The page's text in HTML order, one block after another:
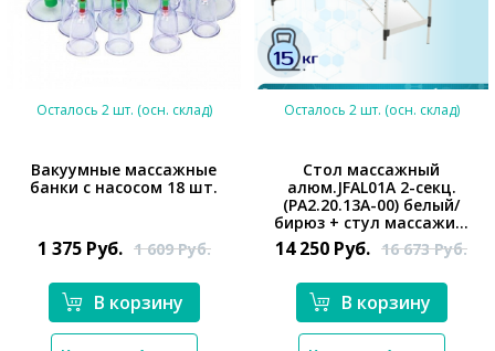
Осталось 2 шт. (осн. склад)
Вакуумные массажные
банки с насосом 18 шт.
1 375 Руб. 1 609Руб.
В корзину
*}
Осталось 2 шт. (осн. склад)
Стол массажный
алюм.JFAL01A 2-секц.
(РА2.20.13А-00) белый/
бирюз + стул массажи...
14 250 Руб. 16 673Руб.
В корзину